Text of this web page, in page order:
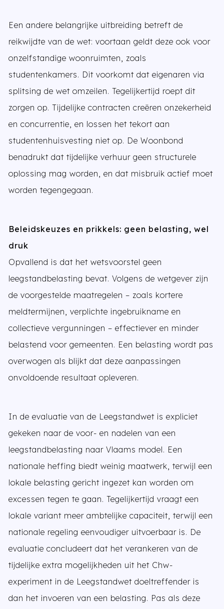
Een andere belangrijke uitbreiding betreft de
reikwijdte van de wet: voortaan geldt deze ook voor
onzelfstandige woonruimten, zoals
studentenkamers. Dit voorkomt dat eigenaren via
splitsing de wet omzeilen. Tegelijkertijd roept dit
zorgen op. Tijdelijke contracten creëren onzekerheid
en concurrentie, en lossen het tekort aan
studentenhuisvesting niet op. De Woonbond
benadrukt dat tijdelijke verhuur geen structurele
oplossing mag worden, en dat misbruik actief moet
worden tegengegaan.
Beleidskeuzes en prikkels: geen belasting, wel
druk
Opvallend is dat het wetsvoorstel geen
leegstandbelasting bevat. Volgens de wetgever zijn
de voorgestelde maatregelen – zoals kortere
meldtermijnen, verplichte ingebruikname en
collectieve vergunningen – effectiever en minder
belastend voor gemeenten. Een belasting wordt pas
overwogen als blijkt dat deze aanpassingen
onvoldoende resultaat opleveren.
In de evaluatie van de Leegstandwet is expliciet
gekeken naar de voor- en nadelen van een
leegstandbelasting naar Vlaams model. Een
nationale heffing biedt weinig maatwerk, terwijl een
lokale belasting gericht ingezet kan worden om
excessen tegen te gaan. Tegelijkertijd vraagt een
lokale variant meer ambtelijke capaciteit, terwijl een
nationale regeling eenvoudiger uitvoerbaar is. De
evaluatie concludeert dat het verankeren van de
tijdelijke extra mogelijkheden uit het Chw-
experiment in de Leegstandwet doeltreffender is
dan het invoeren van een belasting. Pas als deze